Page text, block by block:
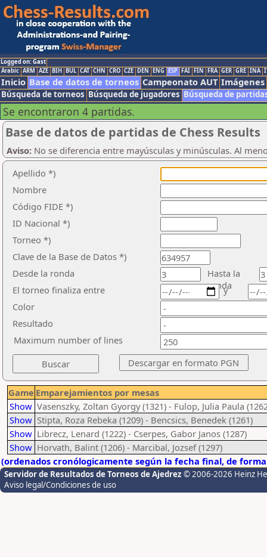
Logged on: Gast
Arabic ARM AZE BIH BUL CAT CHN CRO CZE DEN ENG ESP FAI FIN FRA GER GRE INA
Inicio Base de datos de torneos Campeonato AUT Imágenes
Búsqueda de torneos Búsqueda de jugadores Búsqueda de
Se encontraron 4 partidas.
Base de datos de partidas de Chess Results
Aviso: No se diferencia entre mayúsculas y minúsculas. Al
Apellido *)
Nombre
Código FIDE *)
ID Nacional *)
Torneo *)
Clave de la Base de Datos *)
Desde la ronda
Hasta la
ronda
El torneo finaliza entre
Color
Resultado
y
Maximum number of lines
Game Emparejamientos por mesas
Show Vasenszky, Zoltan Gyorgy (1321) - Fulop, Julia Paula
Show Stipta, Roza Rebeka (1209) - Bencsics, Benedek (1261)
Show Librecz, Lenard (1222) - Cserpes, Gabor Janos (1287)
Show Horvath, Balint (1206) - Marcibal, Jozsef (1297)
(ordenados cronólogicamente según la fecha final, de
Servidor de Resultados de Torneos de Ajedrez © 2006-2026 Heinz
Aviso legal/Condiciones de uso